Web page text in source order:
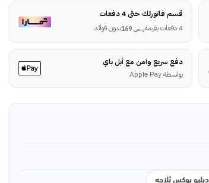
قسم فاتورتك حتى 4 دفعات
4 دفعات بقيمة
ر.س 169 بدون فوائد
دفع سريع وآمن مع أبل باي
بواسطة Apple Pay
دبليو بوكس ثلاجه